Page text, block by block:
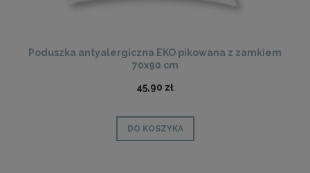
Poduszka antyalergiczna EKO pikowana z zamkiem
70x90 cm
45,90 zł
DO KOSZYKA